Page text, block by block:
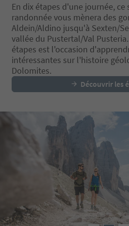
En dix étapes d'une journée, ce
randonnée vous mènera des
Aldein/Aldino jusqu'à Sexten/
vallée du Pustertal/Val
étapes est l'occasion
intéressantes sur l'histoire
Dolomites.
Découvrir les